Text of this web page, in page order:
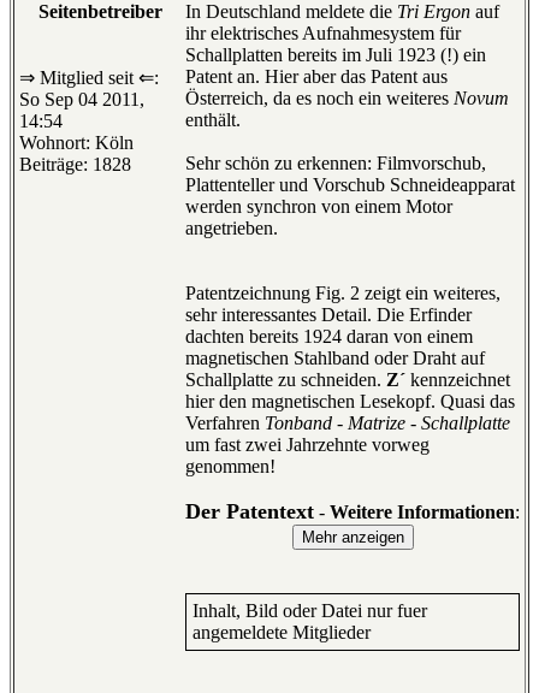
Seitenbetreiber
⇒ Mitglied seit ⇐:
So Sep 04 2011,
14:54
Wohnort: Köln
Beiträge: 1828
In Deutschland meldete die Tri Ergon auf
ihr elektrisches Aufnahmesystem für
Schallplatten bereits im Juli 1923 (!) ein
Patent an. Hier aber das Patent aus
Österreich, da es noch ein weiteres Novum
enthält.
Sehr schön zu erkennen: Filmvorschub,
Plattenteller und Vorschub Schneideapparat
werden synchron von einem Motor
angetrieben.
Patentzeichnung Fig. 2 zeigt ein weiteres,
sehr interessantes Detail. Die Erfinder
dachten bereits 1924 daran von einem
magnetischen Stahlband oder Draht auf
Schallplatte zu schneiden. Z´ kennzeichnet
hier den magnetischen Lesekopf. Quasi das
Verfahren Tonband - Matrize - Schallplatte
um fast zwei Jahrzehnte vorweg
genommen!
Der Patentext - Weitere Informationen:
Inhalt, Bild oder Datei nur fuer
angemeldete Mitglieder